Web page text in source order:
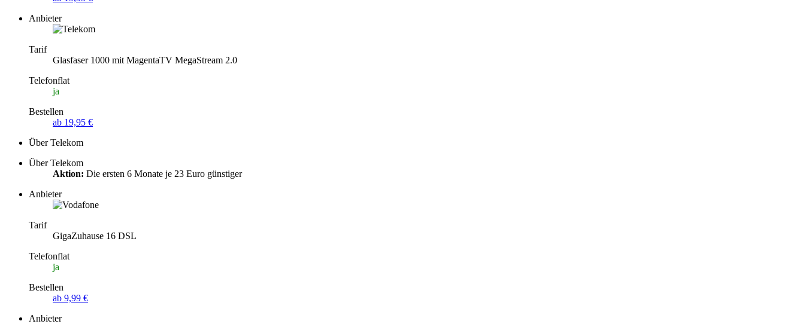
Anbieter
Tarif
Glasfaser 1000 mit MagentaTV MegaStream 2.0
Telefonflat
ja
Bestellen
ab 19,95 €
Über Telekom
Über Telekom
Aktion: Die ersten 6 Monate je 23 Euro günstiger
Anbieter
Tarif
GigaZuhause 16 DSL
Telefonflat
ja
Bestellen
ab 9,99 €
Anbieter